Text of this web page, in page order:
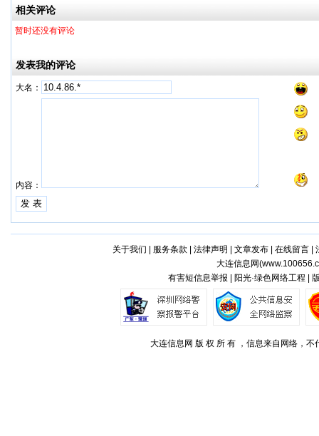
相关评论
暂时还没有评论
发表我的评论
大名：
内容：
关于我们 服务条款 法律声明 文章发布| 在线留言|
大连信息网(
有害短信息举报 | 阳光·绿色网络工程 |
大连信息网 版 权 所 有 ，信息来自网络，